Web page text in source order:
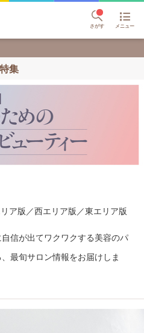
さがす メニュー
特集
ア版／西エリア版／東エリア版
信が出てワクワクする美容のパ
最旬サロン情報をお届けしま